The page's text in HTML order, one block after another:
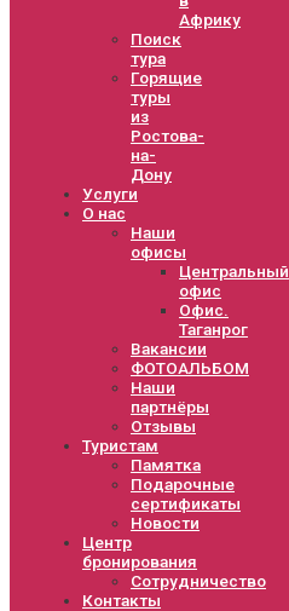
Африку
Поиск
тура
Горящие
туры
из
Ростова-
на-
Дону
Услуги
О нас
Наши
офисы
Центральный
офис
Офис.
Таганрог
Вакансии
ФОТОАЛЬБОМ
Наши
партнёры
Отзывы
Туристам
Памятка
Подарочные
сертификаты
Новости
Центр
бронирования
Сотрудничество
Контакты